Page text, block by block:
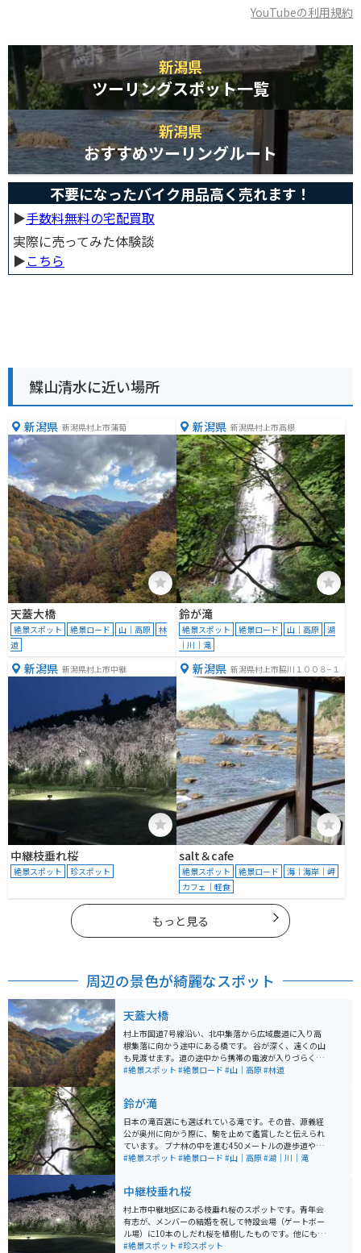
YouTubeの利用規約
新潟県
ツーリングスポット一覧
新潟県
おすすめツーリングルート
不要になったバイク用品高く売れます！
▶︎手数料無料の宅配買取
実際に売ってみた体験談
▶︎こちら
鰈山清水に近い場所
新潟県 新潟県村上市蒲萄
天蓋大橋
絶景スポット 絶景ロード 山｜高原
林
道
新潟県 新潟県村上市高根
鈴が滝
絶景スポット 絶景ロード 山｜高原
湖
｜川｜滝
新潟県 新潟県村上市中継
中継枝垂れ桜
絶景スポット 珍スポット
新潟県 新潟県村上市脇川１００８−１
salt＆cafe
絶景スポット 絶景ロード
海｜海岸｜岬
カフェ｜軽食
もっと見る
周辺の景色が綺麗なスポット
天蓋大橋
村上市国道7号線沿い、北中集落から広域農道に入り高
根集落に向かう途中にある橋です。 谷が深く、遠くの山
も見渡せます。道の途中から携帯の電波が入りづらくな
ります。 時期によっては猿・鹿・猪・熊など目撃情報は
#絶景スポット #絶景ロード #山｜高原#林道
鈴が滝
日本の滝百選にも選ばれている滝です。その昔、源義経
公が奥州に向かう際に、駒を止めて鑑賞したと伝えられ
ています。 ブナ林の中を進む450メートルの遊歩道や、
落差55メートル、幅10メートルの瀑布轟音は爽快です。
人ともいえる存在です。 この2つの滝を中心に形成され
る鈴滝渓は、岩肌をむき出しにし、荒々しく変化に富ん
でいます。 途中狭い道が何ヶ所もあるので車のすれ違い
は大変ですが、バイクなら問題ありません。
#絶景スポット #絶景ロード #山｜高原#湖｜川｜滝
中継枝垂れ桜
村上市中継地区にある枝垂れ桜のスポットです。青年会
有志が、メンバーの結婚を祝して特設会場（ゲートボー
ル場）に10本のしだれ桜を植樹したものです。他にも、
中継集落内に大小合わせておよそ120本のしだれ桜が咲
#絶景スポット #珍スポット